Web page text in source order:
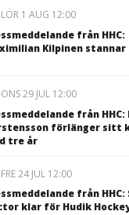
LÖR 1 AUG 12:00
från HHC:
Kilpinen stannar
ONS 29 JUL 12:00
från HHC:
förlänger sitt
tre år
FRE 24 JUL 12:00
från
klar för Hudik